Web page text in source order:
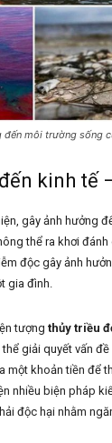
đến môi trường sống
kinh tế
gây ảnh hưởng
thể ra khơi
độc gây ảnh
gia đình.
tượng thủy triều
giải quyết vấn
một khoản tiền để
nhiều biện pháp
độc hại nhằm